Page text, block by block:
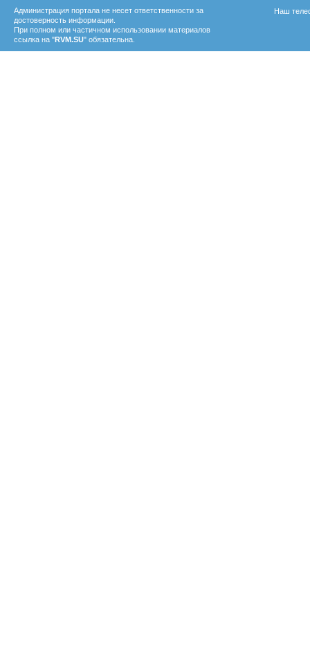
Администрация портала не несет ответственности за
достоверность информации.
При полном или частичном использовании материалов
ссылка на "RVM.SU" обязательна.
Наш